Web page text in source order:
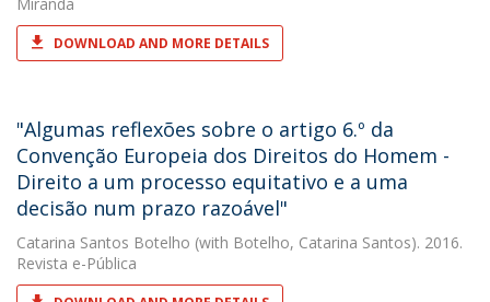
DOWNLOAD AND MORE DETAILS
"Algumas reflexões sobre o artigo 6.º da
Convenção Europeia dos Direitos do Homem -
Direito a um processo equitativo e a uma
decisão num prazo razoável"
Catarina Santos Botelho (with Botelho, Catarina Santos). 2016.
Revista e-Pública